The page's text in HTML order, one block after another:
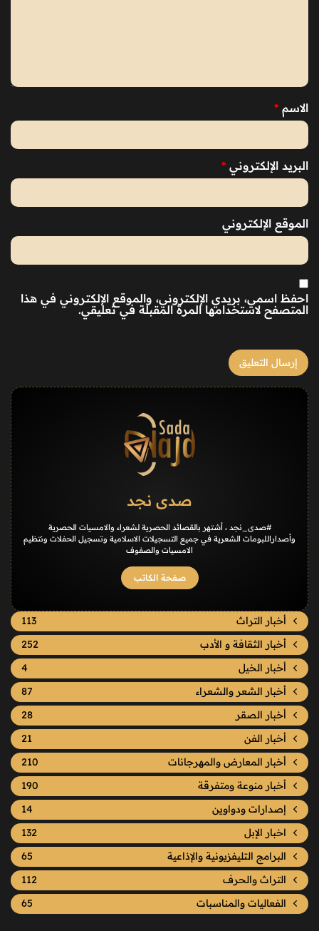
الاسم *
البريد الإلكتروني *
الموقع الإلكتروني
احفظ اسمي، بريدي الإلكتروني، والموقع الإلكتروني في هذا
المتصفح لاستخدامها المرة المقبلة في تعليقي.
صدى نجد
#صدى_نجد ، أشتهر بالقصائد الحصرية لشعراء والامسيات الحصرية
وأصداراللبومات الشعرية في جميع التسجيلات الاسلامية وتسجيل الحفلات ونتظيم
الامسيات والصفوف
صفحة الكاتب
أخبار التراث
113
أخبار الثقافة و الأدب
252
أخبار الخيل
4
أخبار الشعر والشعراء
87
أخبار الصقر
28
أخبار الفن
21
أخبار المعارض والمهرجانات
210
أخبار منوعة ومتفرقة
190
إصدارات ودواوين
14
اخبار الإبل
132
البرامج التليفزيونية والإذاعية
65
التراث والحرف
112
الفعاليات والمناسبات
65